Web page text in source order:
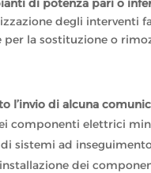
di potenza pari o
degli interventi
per la sostituzione o
l’invio di alcuna
componenti elettrici
sistemi ad
dei